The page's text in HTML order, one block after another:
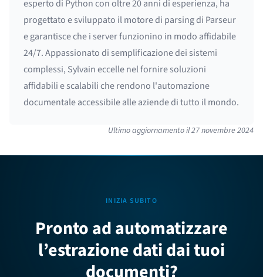
esperto di Python con oltre 20 anni di esperienza, ha
progettato e sviluppato il motore di parsing di Parseur
e garantisce che i server funzionino in modo affidabile
24/7. Appassionato di semplificazione dei sistemi
complessi, Sylvain eccelle nel fornire soluzioni
affidabili e scalabili che rendono l'automazione
documentale accessibile alle aziende di tutto il mondo.
Ultimo aggiornamento il27 novembre 2024
INIZIA SUBITO
Pronto ad automatizzare
l’estrazione dati dai tuoi